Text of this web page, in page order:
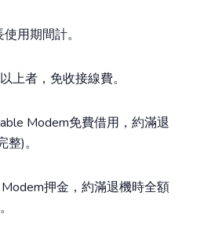
用期間計。
上者，免收接線費。
Modem免費借用，約滿退
)。
押金，約滿退機時全額